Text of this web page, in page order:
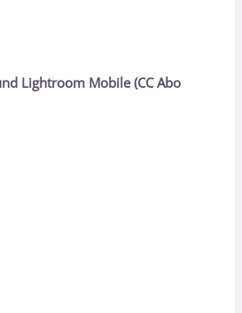
Lightroom Mobile (CC Abo